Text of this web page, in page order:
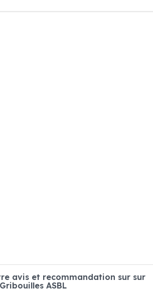
avis et recommandation sur sur
ASBL